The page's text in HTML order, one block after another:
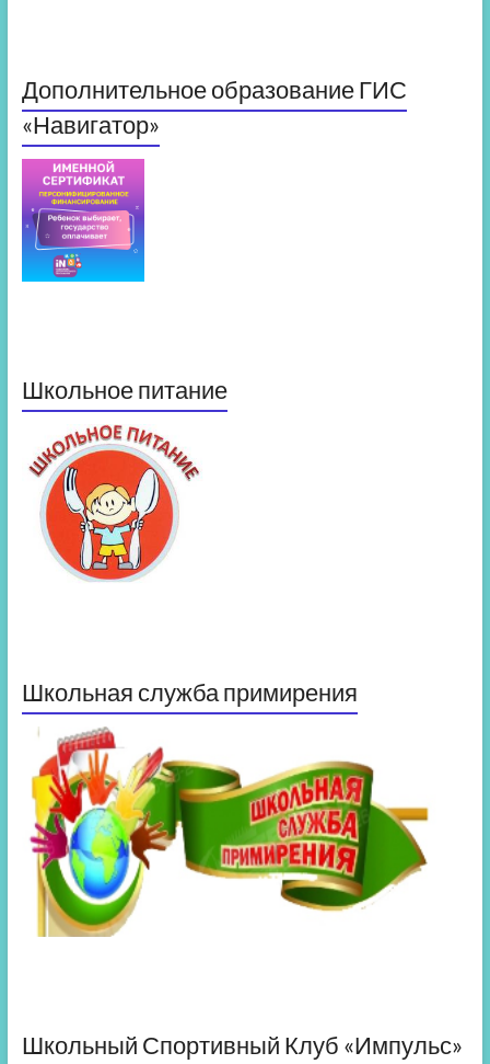
Дополнительное образование ГИС
«Навигатор»
Школьное питание
Школьная служба примирения
Школьный Спортивный Клуб «Импульс»